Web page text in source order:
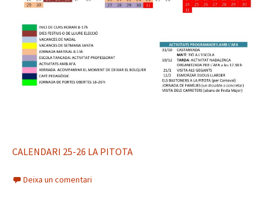
CALENDARI 25-26 LA PITOTA
Deixa un comentari